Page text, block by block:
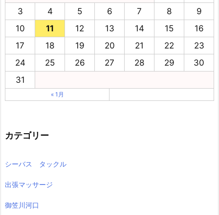
3
4 5 6 7 8
9
10
11 12 13 14 15
16
17
18 19 20 21 22
23
24
25 26 27 28 29
30
31
« 1月
カテゴリー
シーバス タックル
出張マッサージ
御笠川河口